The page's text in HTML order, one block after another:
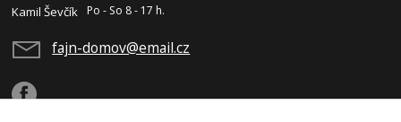
Po - So 8 - 17 h.
fajn-domov@email.cz